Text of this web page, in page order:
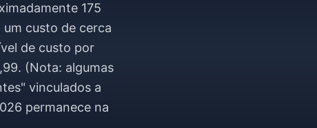
175
custo de cerca
de custo por
(Nota: algumas
vinculados a
permanece na